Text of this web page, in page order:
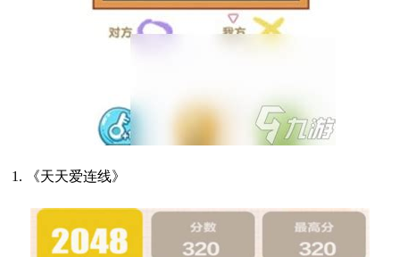
1. 《天天爱连线》